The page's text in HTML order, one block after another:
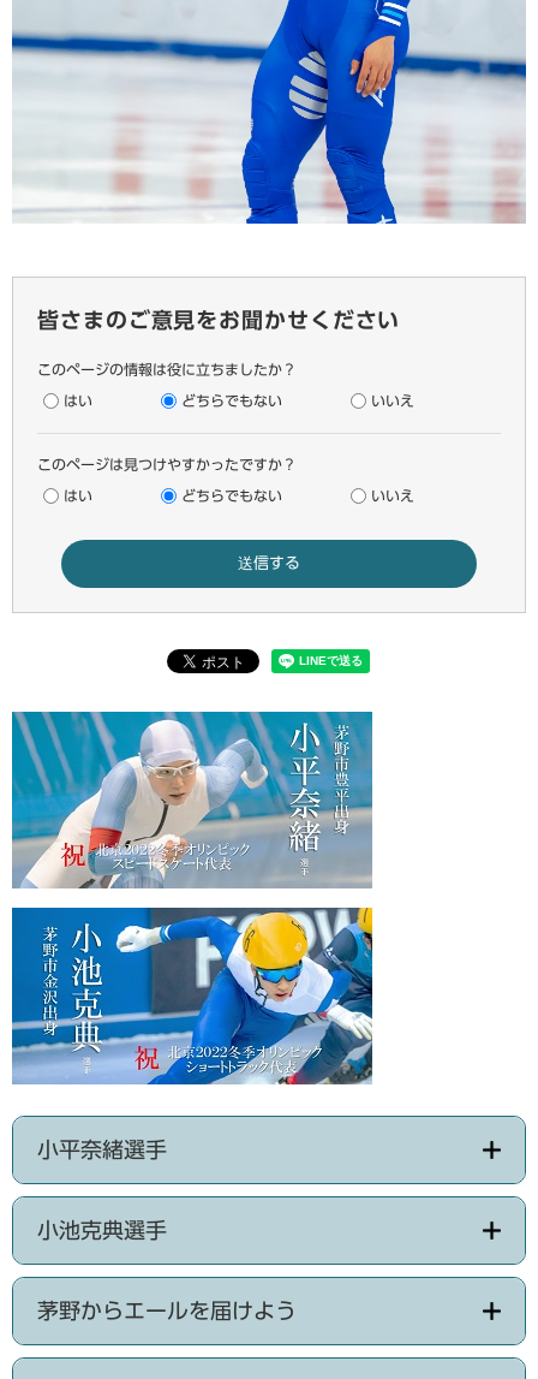
皆さまのご意見をお聞かせください
このページの情報は役に立ちましたか？
はい どちらでもない いいえ
このページは見つけやすかったですか？
はい どちらでもない いいえ
小平奈緒選手
小池克典選手
茅野からエールを届けよう